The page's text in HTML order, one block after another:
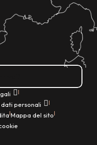
|
personali |
|Mappa del sito|